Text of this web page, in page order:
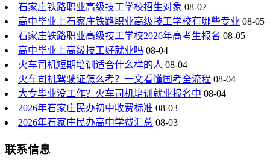
石家庄铁路职业高级技工学校招生对象 08-07
高中毕业上石家庄铁路职业高级技工学校有哪些专业 08-05
石家庄铁路职业高级技工学校2026年高考生报名 08-05
高中毕业上高级技工好就业吗 08-04
火车司机短期培训适合什么样的人 08-04
火车司机驾驶证怎么考？一文看懂国考全流程 08-04
大专毕业没工作？火车司机培训就业报名中 08-04
2026年石家庄民办初中收费标准 08-03
2026年石家庄民办高中学费汇总 08-03
联系信息